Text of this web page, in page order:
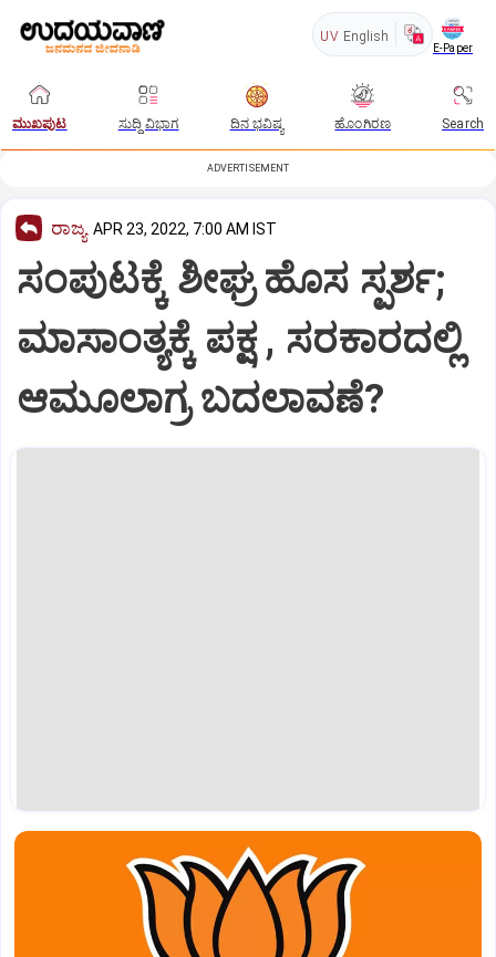
UV English
E-Paper
ಮುಖಪುಟ ಸುದ್ದಿ ವಿಭಾಗ ದಿನ ಭವಿಷ್ಯ ಹೊಂಗಿರಣ Search
ADVERTISEMENT
ರಾಜ್ಯ APR 23, 2022, 7:00 AM IST
ಸಂಪುಟಕ್ಕೆ ಶೀಘ್ರ ಹೊಸ ಸ್ಪರ್ಶ;
ಮಾಸಾಂತ್ಯಕ್ಕೆ ಪಕ್ಷ , ಸರಕಾರದಲ್ಲಿ
ಆಮೂಲಾಗ್ರ ಬದಲಾವಣೆ?